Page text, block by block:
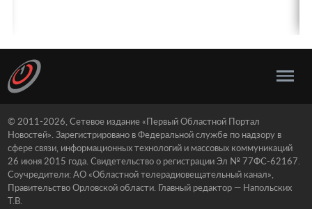
© 2011-2026, Сетевое издание «Первый Областной Портал
Новостей». Зарегистрировано в Федеральной службе по надзору в
сфере связи, информационных технологий и массовых коммуникаций
26 июня 2015 года. Свидетельство о регистрации Эл № 77ФС-62167.
Соучредители: АО «Областной телерадиовещательный канал»,
Правительство Орловской области. Главный редактор — Напольских
Т.В.